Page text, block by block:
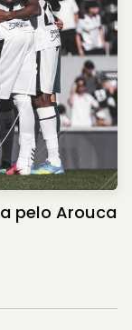
pelo Arouca